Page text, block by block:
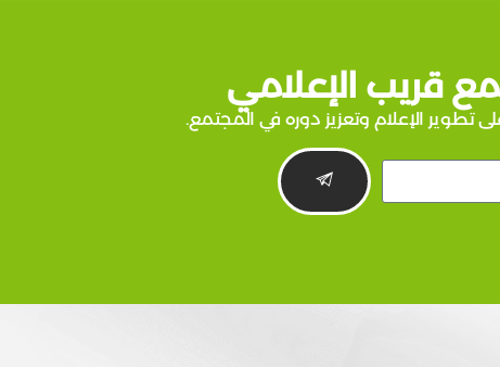
قريب الإعلامي
تطوير الإعلام وتعزيز دوره في المجتمع.